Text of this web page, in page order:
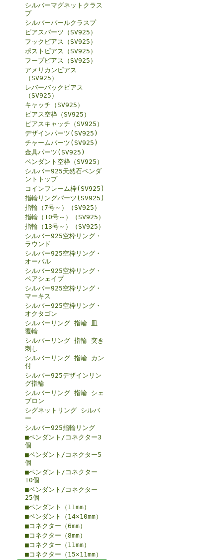
シルバーマグネットクラス
プ
シルバーパールクラスプ
ピアスパーツ（SV925）
フックピアス（SV925）
ポストピアス（SV925）
フープピアス（SV925）
アメリカンピアス
（SV925）
レバーバックピアス
（SV925）
キャッチ（SV925）
ピアス空枠（SV925）
ピアスキャッチ（SV925）
デザインパーツ(SV925)
チャームパーツ(SV925)
金具パーツ(SV925)
ペンダント空枠（SV925）
シルバー925天然石ペンダ
ントトップ
コインフレーム枠(SV925)
指輪リングパーツ(SV925)
指輪（7号～）（SV925）
指輪（10号～）（SV925）
指輪（13号～）（SV925）
シルバー925空枠リング・
ラウンド
シルバー925空枠リング・
オーバル
シルバー925空枠リング・
ペアシェイプ
シルバー925空枠リング・
マーキス
シルバー925空枠リング・
オクタゴン
シルバーリング 指輪 皿
覆輪
シルバーリング 指輪 突き
刺し
シルバーリング 指輪 カン
付
シルバー925デザインリン
グ指輪
シルバーリング 指輪 シェ
ブロン
シグネットリング シルバ
ー
シルバー925指輪リング
■ペンダント/コネクター3
個
■ペンダント/コネクター5
個
■ペンダント/コネクター
10個
■ペンダント/コネクター
25個
■ペンダント（11mm）
■ペンダント（14×10mm）
■コネクター（6mm）
■コネクター（8mm）
■コネクター（11mm）
■コネクター（15×11mm）